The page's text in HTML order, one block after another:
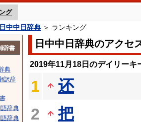
グ
日中中日辞典 ＞ ランキング
日中中日辞典のアクセ
2019年11月18日のデイリーキ
1
还
2
把
辞書
典
訳辞
辞典
辞典